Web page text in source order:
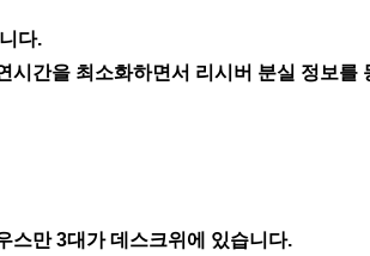
다.
간을 최소화하면서 리시버 분실 정보를
스만 3대가 데스크위에 있습니다.